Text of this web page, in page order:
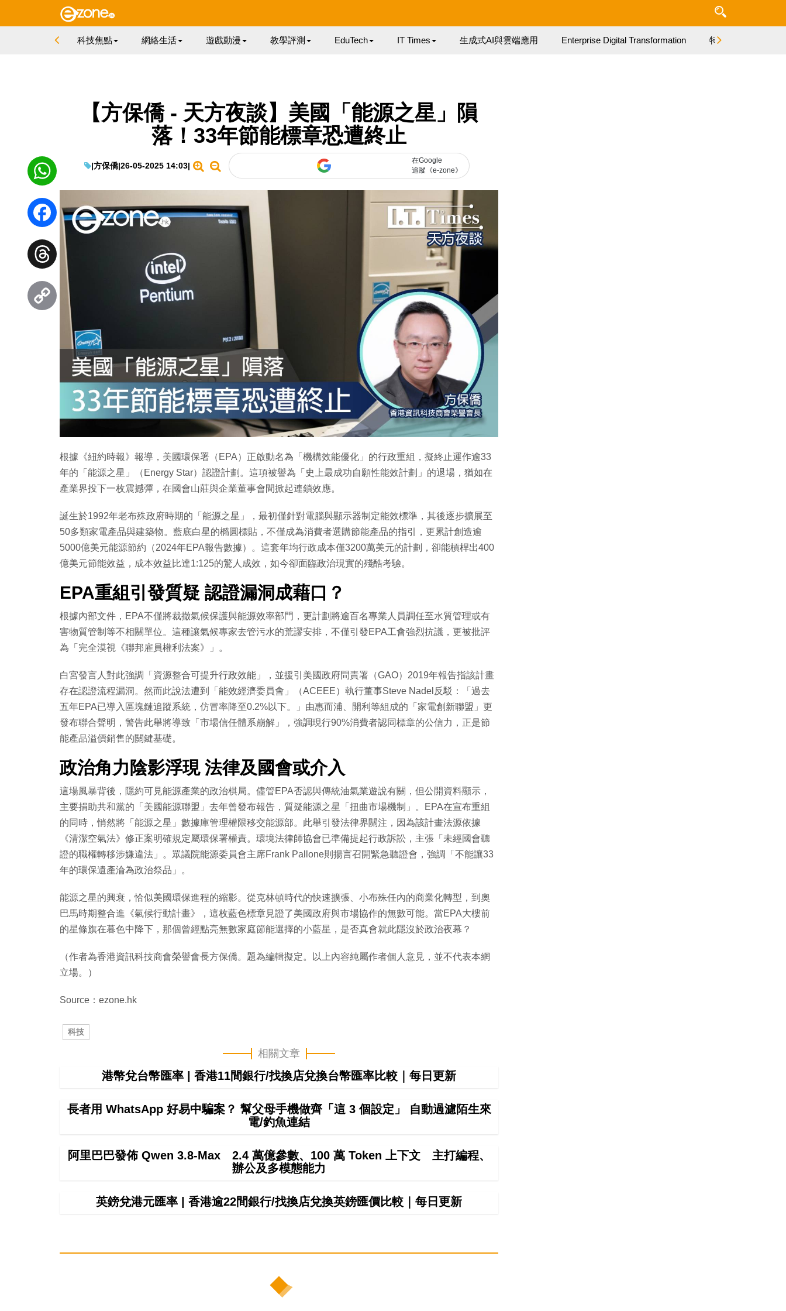
科技焦點 網絡生活 遊戲動漫 教學評測 EduTech IT Times 生成式AI與雲端應用 Enterprise Digital Transformation 特集
【方保僑 - 天方夜談】美國「能源之星」隕
落！33年節能標章恐遭終止
|方保僑|26-05-2025 14:03|
在Google
追蹤《e-zone》
根據《紐約時報》報導，美國環保署（EPA）正啟動名為「機構效能優化」的行政重組，擬終止運作逾33
年的「能源之星」（Energy Star）認證計劃。這項被譽為「史上最成功自願性能效計劃」的退場，猶如在
產業界投下一枚震撼彈，在國會山莊與企業董事會間掀起連鎖效應。
誕生於1992年老布殊政府時期的「能源之星」，最初僅針對電腦與顯示器制定能效標準，其後逐步擴展至
50多類家電產品與建築物。藍底白星的橢圓標貼，不僅成為消費者選購節能產品的指引，更累計創造逾
5000億美元能源節約（2024年EPA報告數據）。這套年均行政成本僅3200萬美元的計劃，卻能槓桿出400
億美元節能效益，成本效益比達1:125的驚人成效，如今卻面臨政治現實的殘酷考驗。
EPA重組引發質疑 認證漏洞成藉口？
根據內部文件，EPA不僅將裁撤氣候保護與能源效率部門，更計劃將逾百名專業人員調任至水質管理或有
害物質管制等不相關單位。這種讓氣候專家去管污水的荒謬安排，不僅引發EPA工會強烈抗議，更被批評
為「完全漠視《聯邦雇員權利法案》」。
白宮發言人對此強調「資源整合可提升行政效能」，並援引美國政府問責署（GAO）2019年報告指該計畫
存在認證流程漏洞。然而此說法遭到「能效經濟委員會」（ACEEE）執行董事Steve Nadel反駁：「過去
五年EPA已導入區塊鏈追蹤系統，仿冒率降至0.2%以下。」由惠而浦、開利等組成的「家電創新聯盟」更
發布聯合聲明，警告此舉將導致「市場信任體系崩解」，強調現行90%消費者認同標章的公信力，正是節
能產品溢價銷售的關鍵基礎。
政治角力陰影浮現 法律及國會或介入
這場風暴背後，隱約可見能源產業的政治棋局。儘管EPA否認與傳統油氣業遊說有關，但公開資料顯示，
主要捐助共和黨的「美國能源聯盟」去年曾發布報告，質疑能源之星「扭曲市場機制」。EPA在宣布重組
的同時，悄然將「能源之星」數據庫管理權限移交能源部。此舉引發法律界關注，因為該計畫法源依據
《清潔空氣法》修正案明確規定屬環保署權責。環境法律師協會已準備提起行政訴訟，主張「未經國會聽
證的職權轉移涉嫌違法」。眾議院能源委員會主席Frank Pallone則揚言召開緊急聽證會，強調「不能讓33
年的環保遺產淪為政治祭品」。
能源之星的興衰，恰似美國環保進程的縮影。從克林頓時代的快速擴張、小布殊任內的商業化轉型，到奧
巴馬時期整合進《氣候行動計畫》，這枚藍色標章見證了美國政府與市場協作的無數可能。當EPA大樓前
的星條旗在暮色中降下，那個曾經點亮無數家庭節能選擇的小藍星，是否真會就此隱沒於政治夜幕？
（作者為香港資訊科技商會榮譽會長方保僑。題為編輯擬定。以上內容純屬作者個人意見，並不代表本網
立場。）
Source：ezone.hk
科技
相關文章
港幣兌台幣匯率 | 香港11間銀行/找換店兌換台幣匯率比較｜每日更新
長者用 WhatsApp 好易中騙案？ 幫父母手機做齊「這 3 個設定」 自動過濾陌生來
電/釣魚連結
阿里巴巴發佈 Qwen 3.8-Max 2.4 萬億參數、100 萬 Token 上下文 主打編程、
辦公及多模態能力
英鎊兌港元匯率 | 香港逾22間銀行/找換店兌換英鎊匯價比較｜每日更新
WhatsApp
Facebook
Threads
Link